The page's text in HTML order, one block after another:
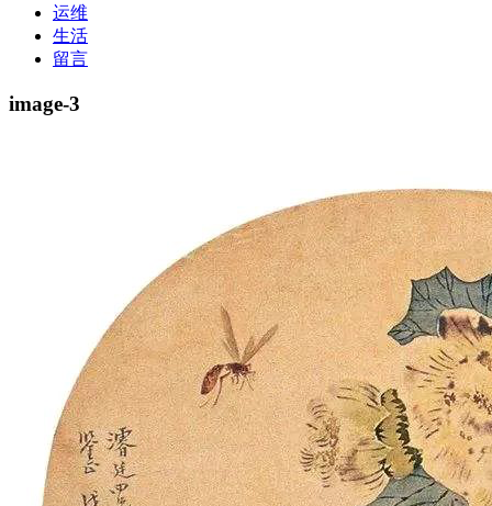
运维
生活
留言
image-3